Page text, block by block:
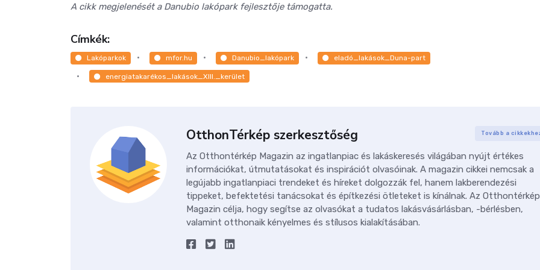
A cikk megjelenését a Danubio lakópark fejlesztője támogatta.
Címkék:
Lakóparkok mfor.hu Danubio_lakópark eladó_lakások_Duna-part
energiatakarékos_lakások_XIII._kerület
OtthonTérkép szerkesztőség Tovább a
Az Otthontérkép Magazin az ingatlanpiac és lakáskeresés világában nyújt értékes
információkat, útmutatásokat és inspirációt olvasóinak. A magazin cikkei nemcsak a
legújabb ingatlanpiaci trendeket és híreket dolgozzák fel, hanem lakberendezési
tippeket, befektetési tanácsokat és építkezési ötleteket is kínálnak. Az Otthontérkép
Magazin célja, hogy segítse az olvasókat a tudatos lakásvásárlásban, -bérlésben,
valamint otthonaik kényelmes és stílusos kialakításában.